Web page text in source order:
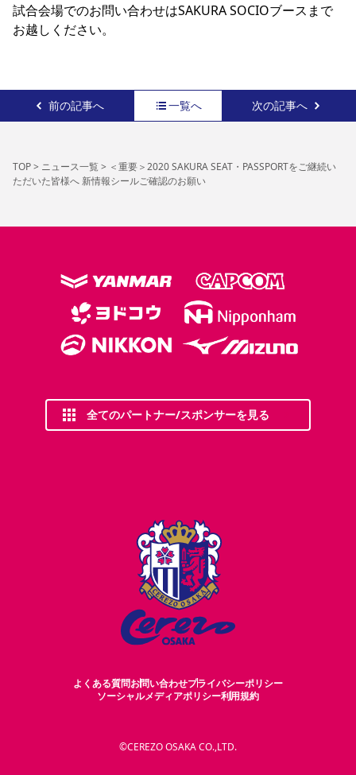
試合会場でのお問い合わせはSAKURA SOCIOブースまで
お越しください。
前の記事へ 一覧へ 次の記事へ
TOP> ニュース一覧> ＜重要＞2020 SAKURA SEAT・PASSPORTをご継続い
ただいた皆様へ 新情報シールご確認のお願い
全てのパートナー/スポンサーを見る
よくある質問お問い合わせプライバシーポリシー
ソーシャルメディアポリシー利用規約
©CEREZO OSAKA CO.,LTD.